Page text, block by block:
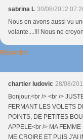
sabrina L 30/08/2012
Nous en avons aussi vu
volante....!!! Nous ne
Répondre
chartier ludovic 28/08/
Bonjour,<br /> <br />
FERMANT LES VOLETS
POINTS, DE PETITES
APPELE<br /> MA
ME CROIRE ET PUIS J'AI